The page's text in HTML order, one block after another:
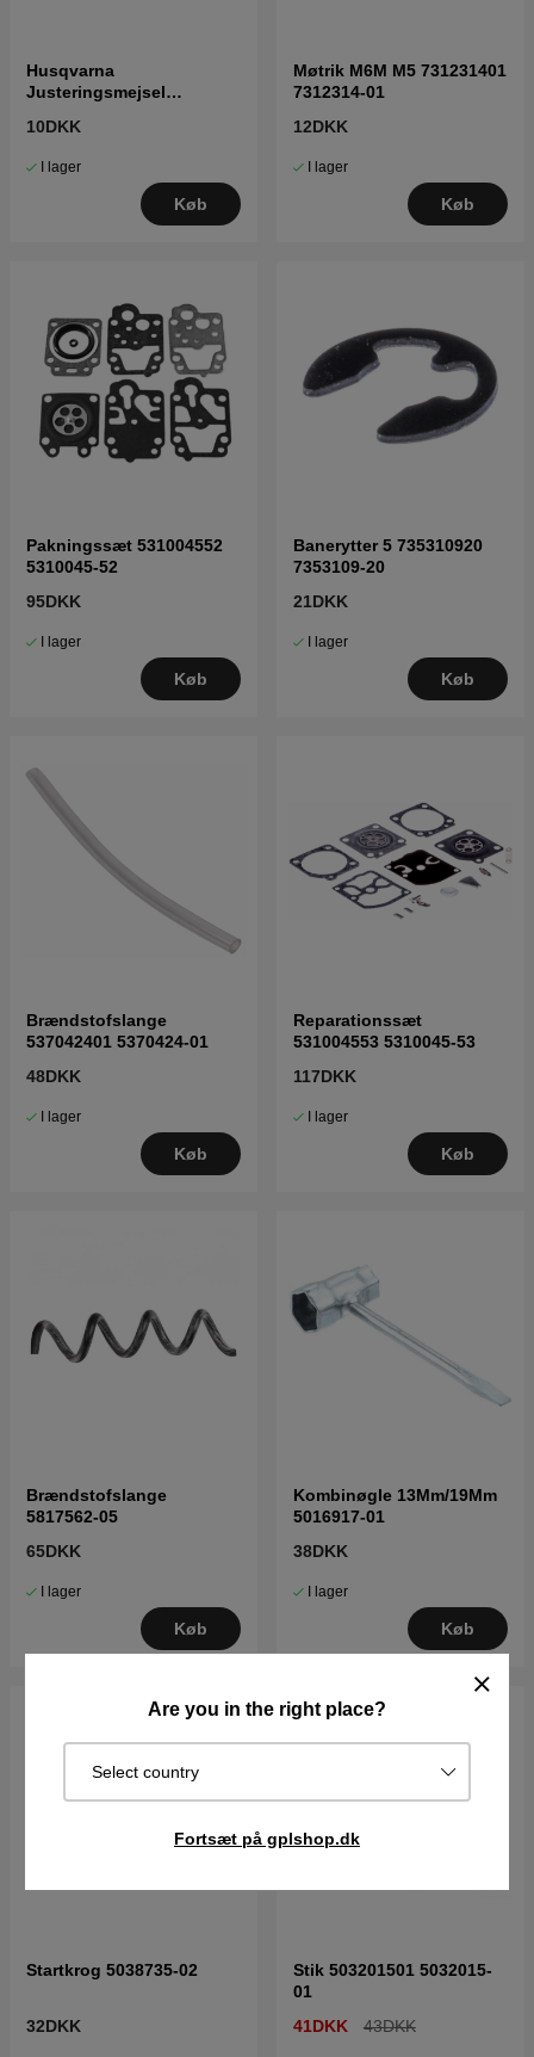
Are you in the right place?
Select country
Fortsæt på gplshop.dk
Husqvarna
Justeringsmejsel
10DKK
I lager
Køb
Møtrik M6M M5 731231401
7312314-01
12DKK
I lager
Køb
Pakningssæt 531004552
5310045-52
95DKK
I lager
Køb
Banerytter 5 735310920
7353109-20
21DKK
I lager
Køb
Brændstofslange
537042401 5370424-01
48DKK
I lager
Køb
Reparationssæt
531004553 5310045-53
117DKK
I lager
Køb
Brændstofslange
5817562-05
65DKK
I lager
Køb
Kombinøgle 13Mm/19Mm
5016917-01
38DKK
I lager
Køb
Startkrog 5038735-02
32DKK
Stik 503201501 5032015-
01
41DKK
43DKK